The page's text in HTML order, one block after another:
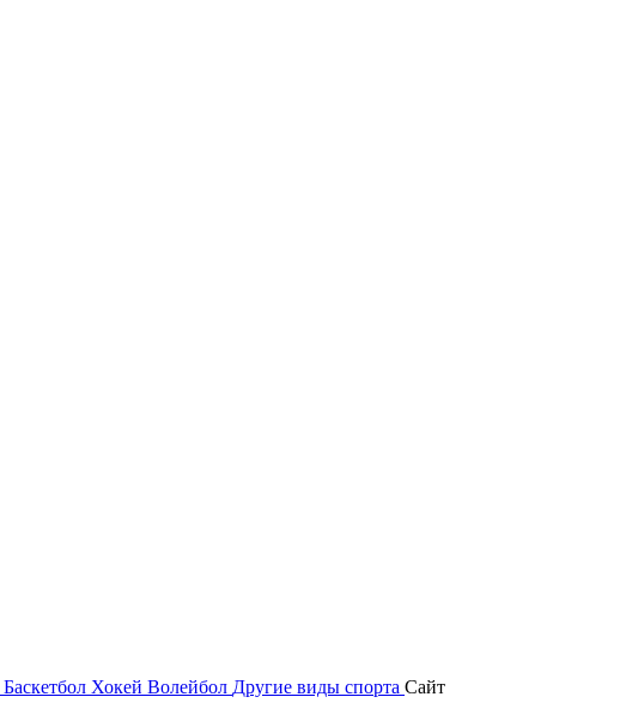
Баскетбол Хокей Волейбол Другие виды спорта Сайт